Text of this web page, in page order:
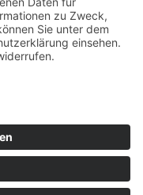
Osterode am Harz